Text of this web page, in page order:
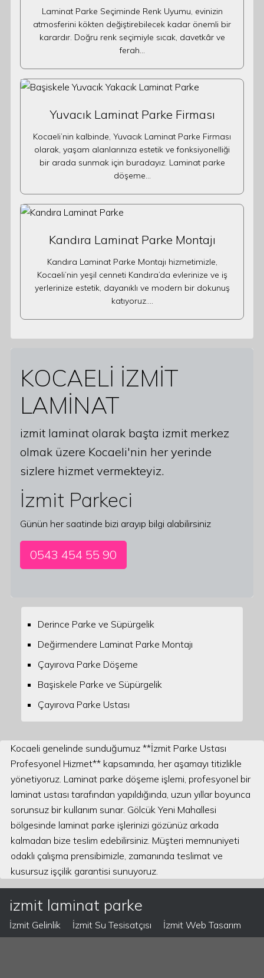
Laminat Parke Seçiminde Renk Uyumu, evinizin
atmosferini kökten değiştirebilecek kadar önemli bir
karardır. Doğru renk seçimiyle sıcak, davetkâr ve
ferah…
Yuvacık Laminat Parke Firması
Kocaeli’nin kalbinde, Yuvacık Laminat Parke Firması
olarak, yaşam alanlarınıza estetik ve fonksiyonelliği
bir arada sunmak için buradayız. Laminat parke
döşeme…
Kandıra Laminat Parke Montajı
Kandıra Laminat Parke Montajı hizmetimizle,
Kocaeli’nin yeşil cenneti Kandıra’da evlerinize ve iş
yerlerinize estetik, dayanıklı ve modern bir dokunuş
katıyoruz.…
KOCAELİ İZMİT
LAMİNAT
izmit laminat olarak başta izmit merkez
olmak üzere Kocaeli'nin her yerinde
sizlere hizmet vermekteyiz.
İzmit Parkeci
Günün her saatinde bizi arayıp bilgi alabilirsiniz
0543 454 55 90
Derince Parke ve Süpürgelik
Değirmendere Laminat Parke Montajı
Çayırova Parke Döşeme
Başiskele Parke ve Süpürgelik
Çayırova Parke Ustası
Kocaeli genelinde sunduğumuz **İzmit Parke Ustası
Profesyonel Hizmet** kapsamında, her aşamayı titizlikle
yönetiyoruz. Laminat parke döşeme işlemi, profesyonel bir
laminat ustası tarafından yapıldığında, uzun yıllar boyunca
sorunsuz bir kullanım sunar. Gölcük Yeni Mahallesi
bölgesinde laminat parke işlerinizi gözünüz arkada
kalmadan bize teslim edebilirsiniz. Müşteri memnuniyeti
odaklı çalışma prensibimizle, zamanında teslimat ve
kusursuz işçilik garantisi sunuyoruz.
izmit laminat parke
İzmit Gelinlik İzmit Su Tesisatçısı İzmit Web Tasarım